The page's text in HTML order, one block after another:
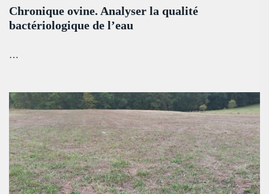
Chronique ovine. Analyser la qualité
bactériologique de l’eau
…